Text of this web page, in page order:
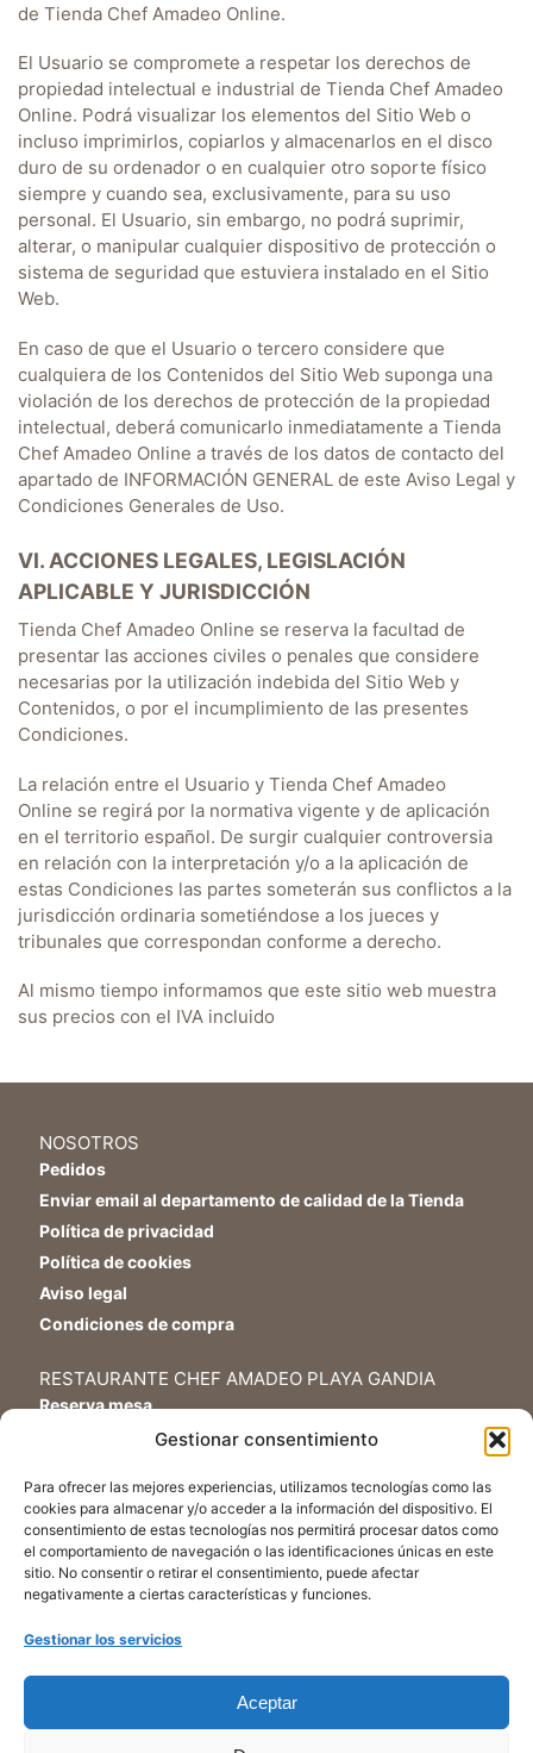
Gestionar consentimiento
Para ofrecer las mejores experiencias, utilizamos tecnologías como las
cookies para almacenar y/o acceder a la información del dispositivo. El
consentimiento de estas tecnologías nos permitirá procesar datos como
el comportamiento de navegación o las identificaciones únicas en este
sitio. No consentir o retirar el consentimiento, puede afectar
negativamente a ciertas características y funciones.
Gestionar los servicios
Aceptar
de Tienda Chef Amadeo Online.
El Usuario se compromete a respetar los derechos de
propiedad intelectual e industrial de Tienda Chef Amadeo
Online. Podrá visualizar los elementos del Sitio Web o
incluso imprimirlos, copiarlos y almacenarlos en el disco
duro de su ordenador o en cualquier otro soporte físico
siempre y cuando sea, exclusivamente, para su uso
personal. El Usuario, sin embargo, no podrá suprimir,
alterar, o manipular cualquier dispositivo de protección o
sistema de seguridad que estuviera instalado en el Sitio
Web.
En caso de que el Usuario o tercero considere que
cualquiera de los Contenidos del Sitio Web suponga una
violación de los derechos de protección de la propiedad
intelectual, deberá comunicarlo inmediatamente a Tienda
Chef Amadeo Online a través de los datos de contacto del
apartado de INFORMACIÓN GENERAL de este Aviso Legal y
Condiciones Generales de Uso.
VI. ACCIONES LEGALES, LEGISLACIÓN
APLICABLE Y JURISDICCIÓN
Tienda Chef Amadeo Online se reserva la facultad de
presentar las acciones civiles o penales que considere
necesarias por la utilización indebida del Sitio Web y
Contenidos, o por el incumplimiento de las presentes
Condiciones.
La relación entre el Usuario y Tienda Chef Amadeo
Online se regirá por la normativa vigente y de aplicación
en el territorio español. De surgir cualquier controversia
en relación con la interpretación y/o a la aplicación de
estas Condiciones las partes someterán sus conflictos a la
jurisdicción ordinaria sometiéndose a los jueces y
tribunales que correspondan conforme a derecho.
Al mismo tiempo informamos que este sitio web muestra
sus precios con el IVA incluido
NOSOTROS
Pedidos
Enviar email al departamento de calidad de la Tienda
Política de privacidad
Política de cookies
Aviso legal
Condiciones de compra
RESTAURANTE CHEF AMADEO PLAYA GANDIA
Reserva mesa
Tel.+34 962 84 21 76
AYUDA
Mi cuenta
Contacto Tienda Chef Amadeo Delicatessens
SÍGUENOS